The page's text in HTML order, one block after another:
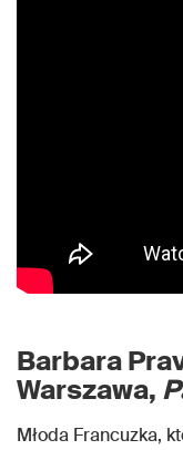
Barbara
Warszawa,
Młoda Francuzka,